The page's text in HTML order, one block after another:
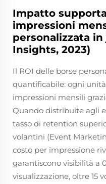
Impatto
impressioni
personalizzata
Insights, 2023)
Il ROI delle borse
quantificabile: ogni unità
impressioni mensili
Quando distribuite agli
tasso di retention
volantini (Event
costo per impressione
garantiscono visibilità a
visualizzazione, oltre 15